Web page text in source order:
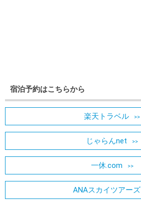
宿泊予約はこちらから
楽天トラベル
じゃらんnet
一休.com
ANAスカイツアーズ